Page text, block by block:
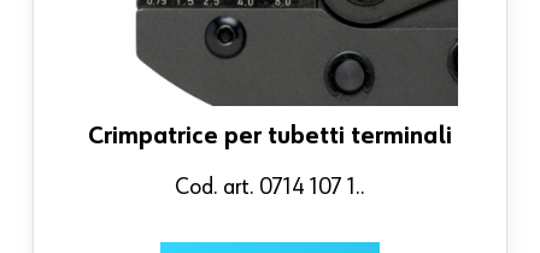
Crimpatrice per tubetti terminali
Cod. art. 0714 107 1..